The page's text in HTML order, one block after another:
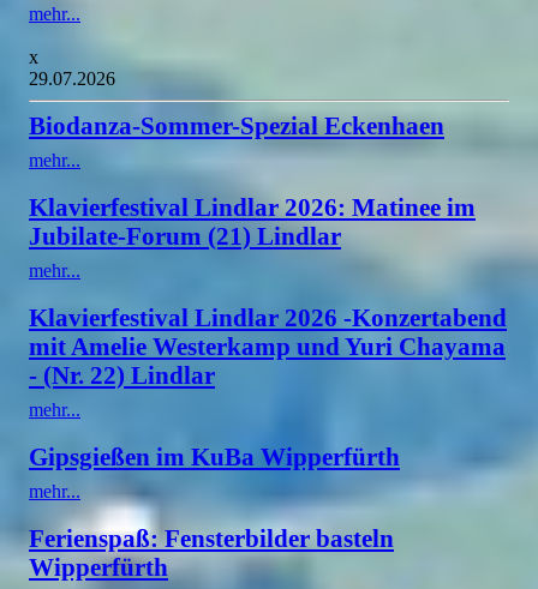
mehr...
x
29.07.2026
Biodanza-Sommer-Spezial Eckenhaen
mehr...
Klavierfestival Lindlar 2026: Matinee im
Jubilate-Forum (21) Lindlar
mehr...
Klavierfestival Lindlar 2026 -Konzertabend
mit Amelie Westerkamp und Yuri Chayama
- (Nr. 22) Lindlar
mehr...
Gipsgießen im KuBa Wipperfürth
mehr...
Ferienspaß: Fensterbilder basteln
Wipperfürth